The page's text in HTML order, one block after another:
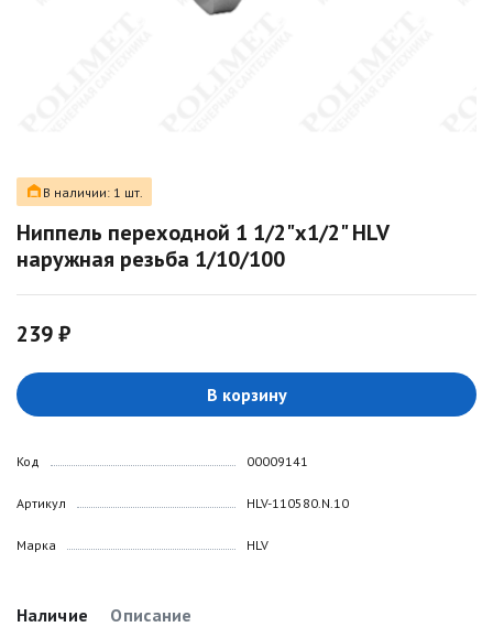
В наличии: 1 шт.
Ниппель переходной 1 1/2"х1/2" HLV
наружная резьба 1/10/100
239 ₽
В корзину
Код
Артикул
Марка
00009141
HLV-110580.N.10
HLV
Наличие Описание